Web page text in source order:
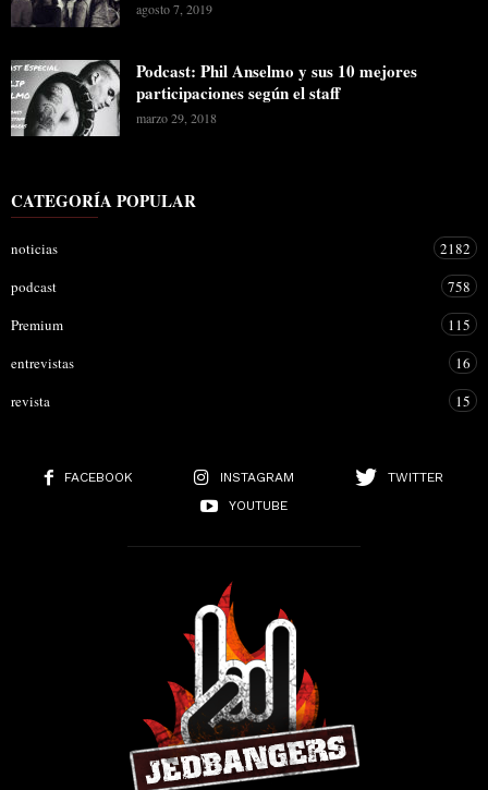
agosto 7, 2019
Podcast: Phil Anselmo y sus 10 mejores
participaciones según el staff
marzo 29, 2018
CATEGORÍA POPULAR
noticias
2182
podcast
758
Premium
115
entrevistas
16
revista
15
FACEBOOK INSTAGRAM
TWITTER
YOUTUBE